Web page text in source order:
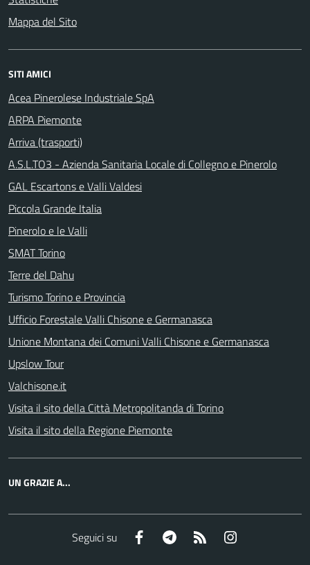
Mappa del Sito
SITI AMICI
Acea Pinerolese Industriale SpA
ARPA Piemonte
Arriva (trasporti)
A.S.L.TO3 - Azienda Sanitaria Locale di Collegno e Pinerolo
GAL Escartons e Valli Valdesi
Piccola Grande Italia
Pinerolo e le Valli
SMAT Torino
Terre del Dahu
Turismo Torino e Provincia
Ufficio Forestale Valli Chisone e Germanasca
Unione Montana dei Comuni Valli Chisone e Germanasca
Upslow Tour
Valchisone.it
Visita il sito della Città Metropolitanda di Torino
Visita il sito della Regione Piemonte
UN GRAZIE A...
Seguici su Facebook Telegram RSS